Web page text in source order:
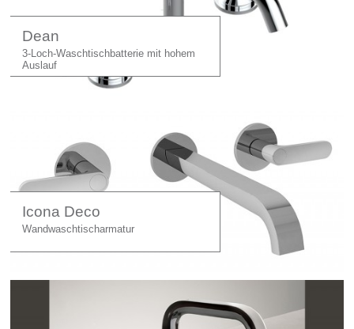
Dean
3-Loch-Waschtischbatterie mit hohem
Auslauf
Icona Deco
Wandwaschtischarmatur